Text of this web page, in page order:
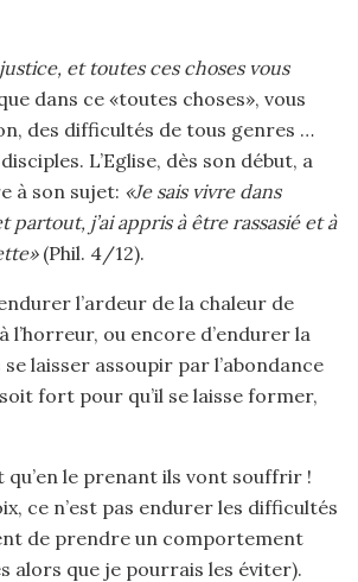
et toutes ces choses vous
dans ce «toutes choses», vous
des difficultés de tous genres …
L’Eglise, dès son début, a
à son sujet: «Je sais vivre dans
partout, j’ai appris à être rassasié et à
(Phil. 4/12).
l’ardeur de la chaleur de
l’horreur, ou encore d’endurer la
laisser assoupir par l’abondance
fort pour qu’il se laisse former,
le prenant ils vont souffrir !
ce n’est pas endurer les difficultés
de prendre un comportement
alors que je pourrais les éviter).